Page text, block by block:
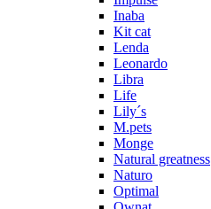
Inaba
Kit cat
Lenda
Leonardo
Libra
Life
Lily´s
M.pets
Monge
Natural greatness
Naturo
Optimal